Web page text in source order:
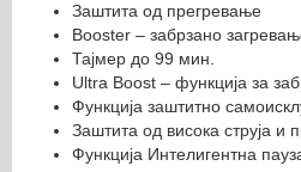
Заштита од прегревање
Booster – забрзано
Таjмер до 99 мин.
Ultra Boost – функциjа за
Функција заштитно
Заштита од висока струја и
Функција Интелигентна